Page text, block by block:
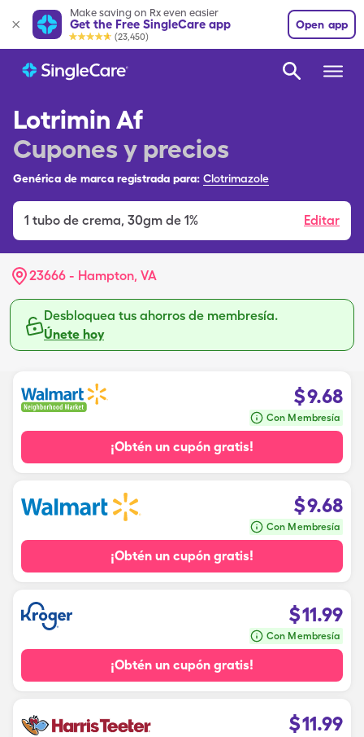
Make saving on Rx even easier
Get the Free SingleCare app
(23,450)
Open app
Lotrimin Af
Cupones y precios
Genérica de marca registrada para: Clotrimazole
1 tubo de crema, 30gm de 1% Editar
23666 - Hampton, VA
Desbloquea tus ahorros de membresía.
Únete hoy
$9.68
Con Membresía
¡Obtén un cupón gratis!
$9.68
Con Membresía
¡Obtén un cupón gratis!
$11.99
Con Membresía
¡Obtén un cupón gratis!
$11.99